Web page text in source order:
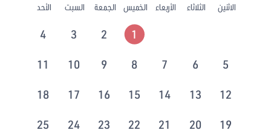
الاثنين الثلاثاء الأربعاء الخميس الجمعة السبت الأحد
1
2
3
4
5
6
7
8
9
10
11
12
13
14
15
16
17
18
19
20
21
22
23
24
25